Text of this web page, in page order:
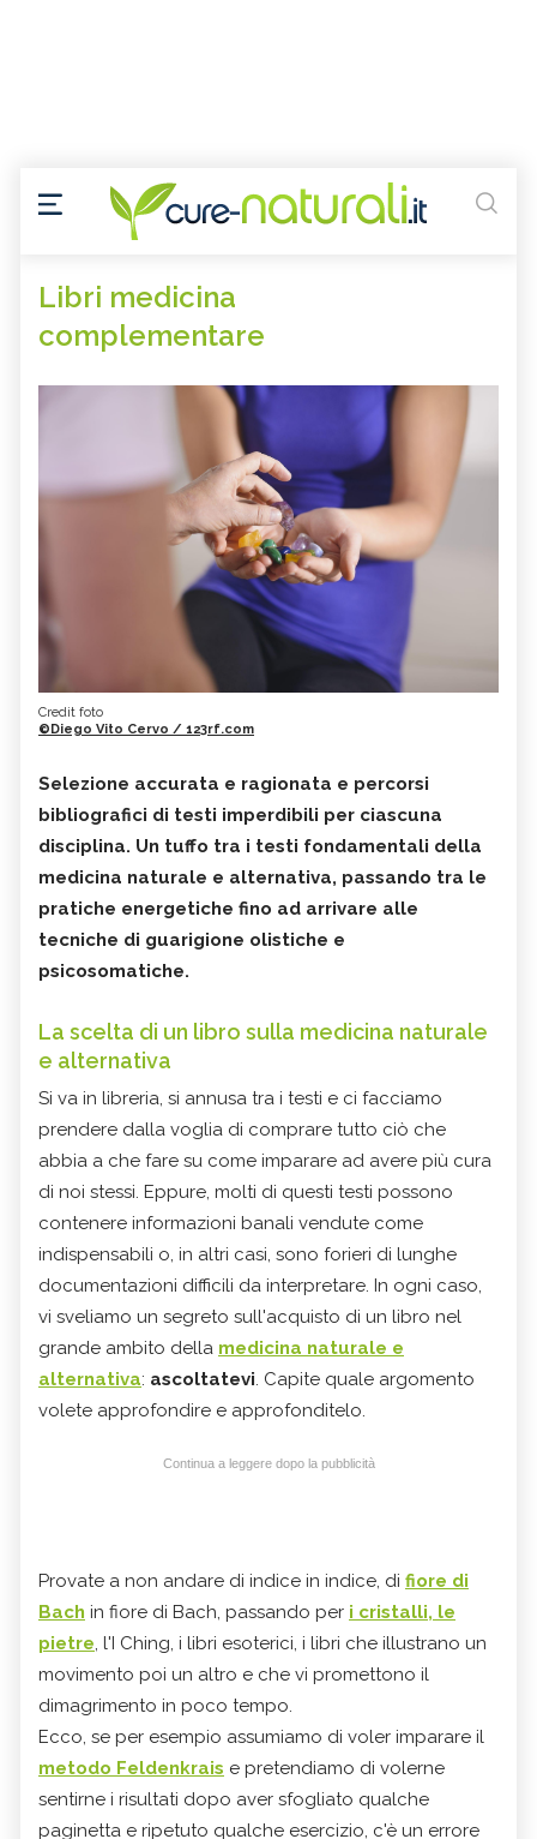
Libri medicina
complementare
Credit foto
©Diego Vito Cervo / 123rf.com
Selezione accurata e ragionata e percorsi
bibliografici di testi imperdibili per ciascuna
disciplina. Un tuffo tra i testi fondamentali della
medicina naturale e alternativa, passando tra le
pratiche energetiche fino ad arrivare alle
tecniche di guarigione olistiche e
psicosomatiche.
La scelta di un libro sulla medicina naturale
e alternativa
Si va in libreria, si annusa tra i testi e ci facciamo
prendere dalla voglia di comprare tutto ciò che
abbia a che fare su come imparare ad avere più cura
di noi stessi. Eppure, molti di questi testi possono
contenere informazioni banali vendute come
indispensabili o, in altri casi, sono forieri di lunghe
documentazioni difficili da interpretare. In ogni caso,
vi sveliamo un segreto sull'acquisto di un libro nel
grande ambito della medicina naturale e
alternativa: ascoltatevi. Capite quale argomento
volete approfondire e approfonditelo.
Continua a leggere dopo la pubblicità
Provate a non andare di indice in indice, di fiore di
Bach in fiore di Bach, passando per i cristalli, le
pietre, l'I Ching, i libri esoterici, i libri che illustrano un
movimento poi un altro e che vi promettono il
dimagrimento in poco tempo.
Ecco, se per esempio assumiamo di voler imparare il
metodo Feldenkrais e pretendiamo di volerne
sentirne i risultati dopo aver sfogliato qualche
paginetta e ripetuto qualche esercizio, c'è un errore